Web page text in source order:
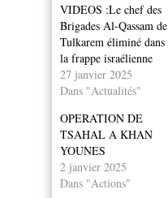
VIDEOS :Le chef des
Brigades Al-Qassam de
Tulkarem éliminé dans
la frappe israélienne
27 janvier 2025
Dans "Actualités"
OPERATION DE
TSAHAL A KHAN
YOUNES
2 janvier 2025
Dans "Actions"